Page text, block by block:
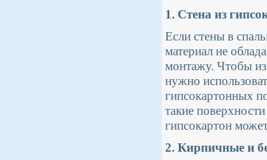
1. Стена из
Если стены в
материал не
монтажу. Чтобы
нужно
гипсокартонных
такие
гипсокартон
2. Кирпичные и